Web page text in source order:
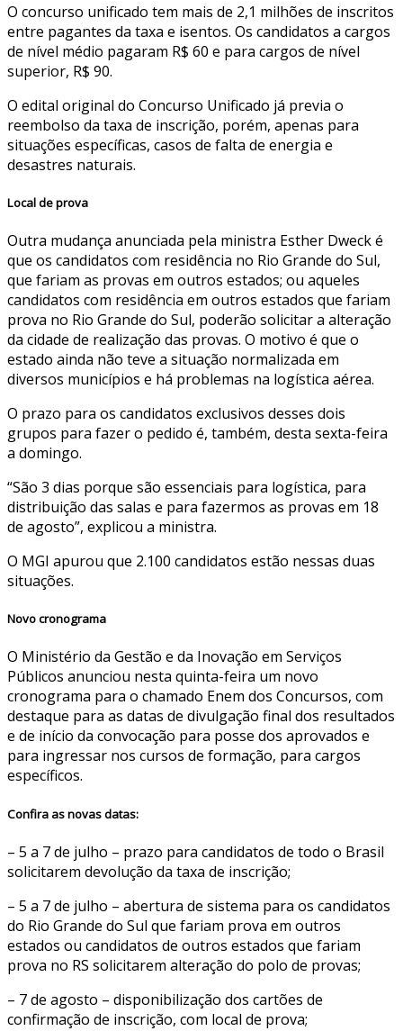
O concurso unificado tem mais de 2,1 milhões de inscritos
entre pagantes da taxa e isentos. Os candidatos a cargos
de nível médio pagaram R$ 60 e para cargos de nível
superior, R$ 90.
O edital original do Concurso Unificado já previa o
reembolso da taxa de inscrição, porém, apenas para
situações específicas, casos de falta de energia e
desastres naturais.
Local de prova
Outra mudança anunciada pela ministra Esther Dweck é
que os candidatos com residência no Rio Grande do Sul,
que fariam as provas em outros estados; ou aqueles
candidatos com residência em outros estados que fariam
prova no Rio Grande do Sul, poderão solicitar a alteração
da cidade de realização das provas. O motivo é que o
estado ainda não teve a situação normalizada em
diversos municípios e há problemas na logística aérea.
O prazo para os candidatos exclusivos desses dois
grupos para fazer o pedido é, também, desta sexta-feira
a domingo.
“São 3 dias porque são essenciais para logística, para
distribuição das salas e para fazermos as provas em 18
de agosto”, explicou a ministra.
O MGI apurou que 2.100 candidatos estão nessas duas
situações.
Novo cronograma
O Ministério da Gestão e da Inovação em Serviços
Públicos anunciou nesta quinta-feira um novo
cronograma para o chamado Enem dos Concursos, com
destaque para as datas de divulgação final dos resultados
e de início da convocação para posse dos aprovados e
para ingressar nos cursos de formação, para cargos
específicos.
Confira as novas datas:
– 5 a 7 de julho – prazo para candidatos de todo o Brasil
solicitarem devolução da taxa de inscrição;
– 5 a 7 de julho – abertura de sistema para os candidatos
do Rio Grande do Sul que fariam prova em outros
estados ou candidatos de outros estados que fariam
prova no RS solicitarem alteração do polo de provas;
– 7 de agosto – disponibilização dos cartões de
confirmação de inscrição, com local de prova;